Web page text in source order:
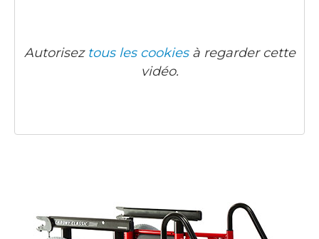
Autorisez tous les cookiesà regarder cette
vidéo.